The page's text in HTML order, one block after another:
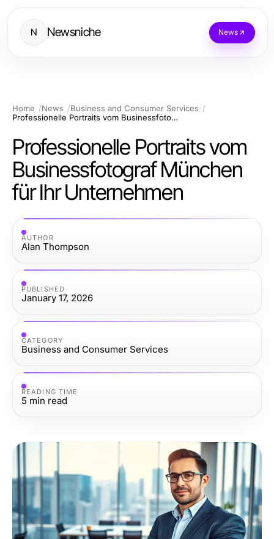
N Newsniche News
Home News
Business and Consumer Services
Professionelle Portraits vom Businessfotograf München für Ihr Unternehmen
Professionelle Portraits vom
Businessfotograf München
für Ihr Unternehmen
AUTHOR
Alan Thompson
PUBLISHED
January 17, 2026
CATEGORY
Business and Consumer Services
READING TIME
5 min read